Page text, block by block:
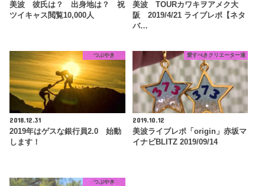
美波 彼氏は？ 出身地は？ 祝
ツイキャス閲覧10,000人
美波 TOURカワキヲアメク大
阪 2019/4/21 ライブレポ【ネタ
バ…
つぶやき
2018.12.31
2019年はゲスな銀行員2.0 始動
します！
愛すべきクリエーター達
2019.10.12
美波ライブレポ「origin」赤坂マ
イナビBLITZ 2019/09/14
つぶやき